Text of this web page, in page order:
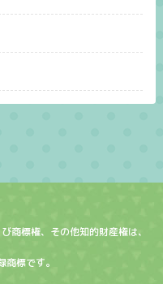
商標権、その他知的財産権は、
標です。